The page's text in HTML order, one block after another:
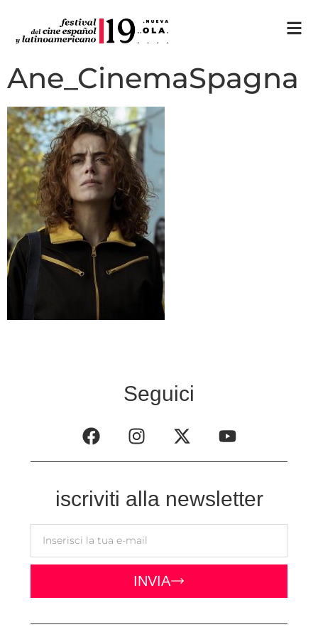
Ane_CinemaSpagna
Seguici
iscriviti alla newsletter
INVIA